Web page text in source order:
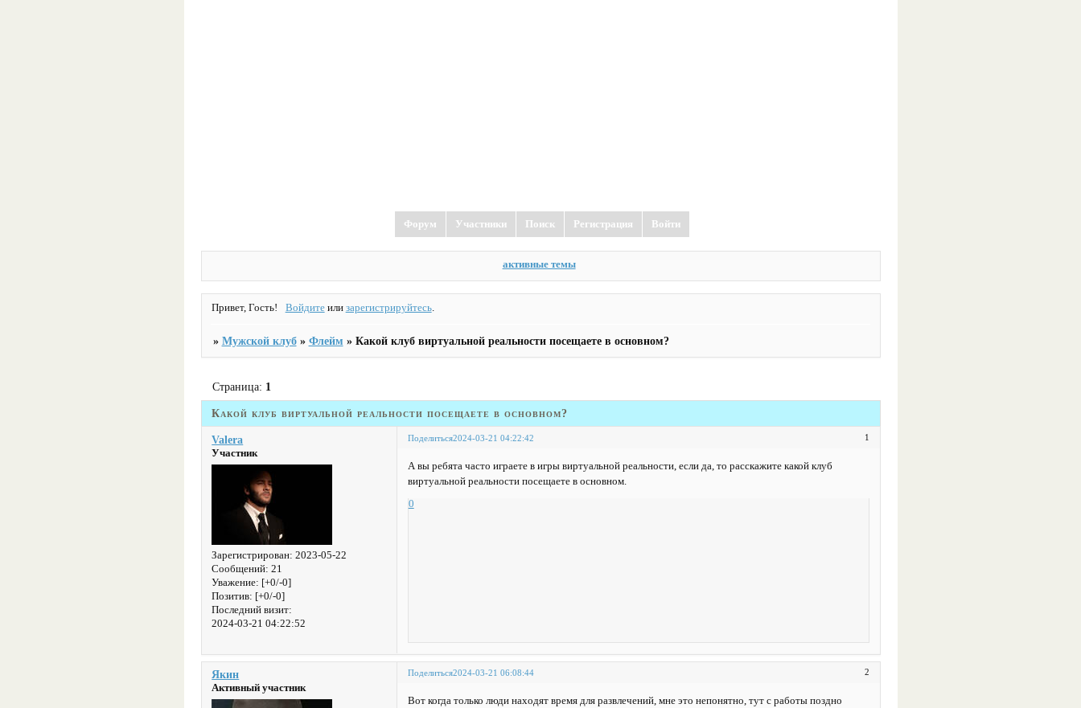
Форум Участники Поиск Регистрация Войти
активные темы
Привет, Гость! Войдитеили зарегистрируйтесь.
» Мужской клуб » Флейм » Какой клуб виртуальной реальности посещаете в основном?
Какой клуб виртуальной реальности посещаете в основном?
Страница: 1
Поделиться 1
2024-03-21 04:22:42
Valera
Участник
Зарегистрирован: 2023-05-22
Сообщений: 21
Уважение: [+0/-0]
Позитив: [+0/-0]
Последний визит:
2024-03-21 04:22:52
А вы ребята часто играете в игры виртуальной реальности, если да, то расскажите какой клуб
виртуальной реальности посещаете в основном.
0
Поделиться 2
2024-03-21 06:08:44
Якин
Активный участник
Вот когда только люди находят время для развлечений, мне это непонятно, тут с работы поздно